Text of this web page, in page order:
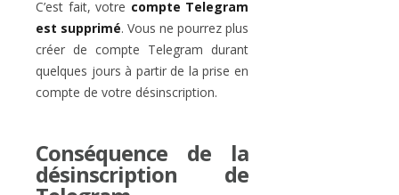
C’est fait, votre compte Telegram
est supprimé. Vous ne pourrez plus
créer de compte Telegram durant
quelques jours à partir de la prise en
compte de votre désinscription.
Conséquence de la
désinscription de